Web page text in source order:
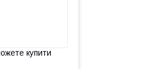
купити